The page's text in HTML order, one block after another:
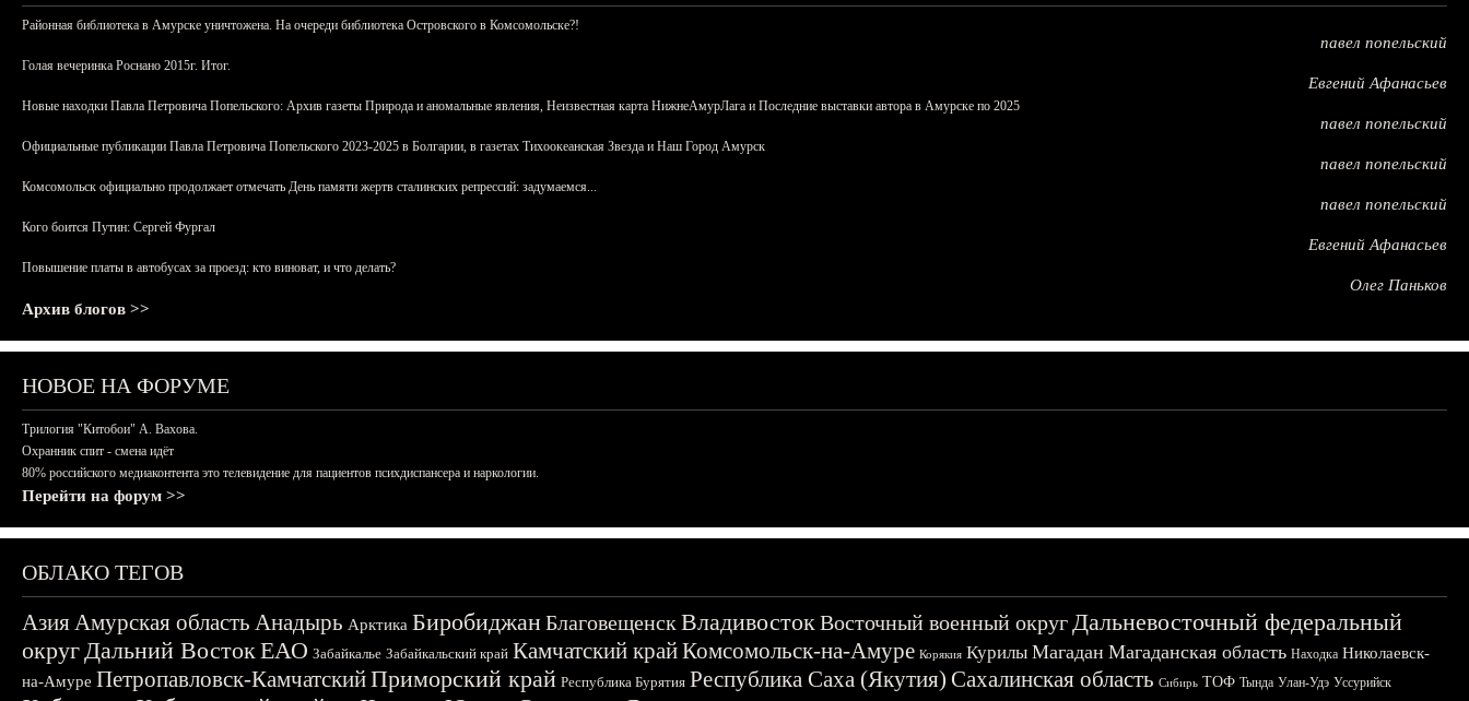
Районная библиотека в Амурске уничтожена. На очереди библиотека Островского в Комсомольске?!
павел попельский
Голая вечеринка Роснано 2015г. Итог.
Евгений Афанасьев
Новые находки Павла Петровича Попельского: Архив газеты Природа и аномальные явления, Неизвестная карта НижнеАмурЛага и Последние выставки автора в Амурске по 2025
павел попельский
Официальные публикации Павла Петровича Попельского 2023-2025 в Болгарии, в газетах Тихоокеанская Звезда и Наш Город Амурск
павел попельский
Комсомольск официально продолжает отмечать День памяти жертв сталинских репрессий: задумаемся...
павел попельский
Кого боится Путин: Сергей Фургал
Евгений Афанасьев
Повышение платы в автобусах за проезд: кто виноват, и что делать?
Олег Паньков
Архив блогов >>
НОВОЕ НА ФОРУМЕ
Трилогия "Китобои" А. Вахова.
Охранник спит - смена идёт
80% российского медиаконтента это телевидение для пациентов психдиспансера и наркологии.
Перейти на форум >>
ОБЛАКО ТЕГОВ
АзияАмурская область Анадырь Арктика БиробиджанБлаговещенскВладивостокВосточный военный округДальневосточный федеральный
округДальний ВостокЕАО Забайкалье Забайкальский край Камчатский крайКомсомольск-на-Амуре Корякия Курилы Магадан Магаданская область Находка Николаевск-
на-Амуре Петропавловск-КамчатскийПриморский край Республика Бурятия Республика Саха (Якутия) Сахалинская область Сибирь ТОФ Тында Улан-Удэ Уссурийск